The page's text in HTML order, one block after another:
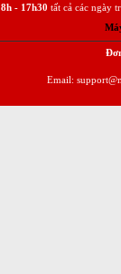
8h - 17h30 tất cả các ngày
Email: